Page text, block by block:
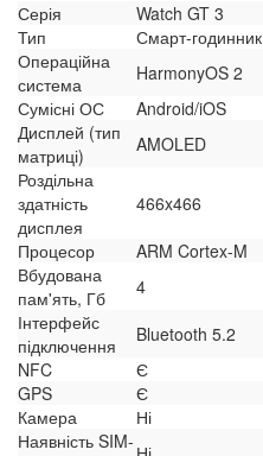
Серія
Watch GT 3
Тип
Смарт-годинник
Операційна
система
HarmonyOS 2
Сумісні ОС
Android/iOS
Дисплей (тип
матриці)
AMOLED
Роздільна
здатність
дисплея
466x466
Процесор
ARM Cortex-M
Вбудована
пам'ять, Гб
4
Інтерфейс
підключення
Bluetooth 5.2
NFC
Є
GPS
Є
Камера
Ні
Наявність SIM-